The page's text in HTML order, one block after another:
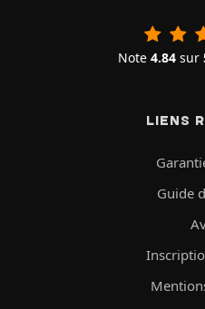
Note 4.84 sur
LIENS
Guide